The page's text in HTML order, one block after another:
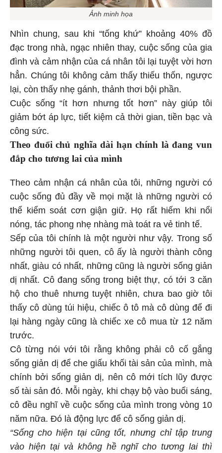
Ảnh minh họa
Nhìn chung, sau khi “tống khứ” khoảng 40% đồ
đạc trong nhà, ngạc nhiên thay, cuộc sống của gia
đình và cảm nhận của cá nhân tôi lại tuyệt vời hơn
hẳn. Chúng tôi không cảm thấy thiếu thốn, ngược
lại, còn thấy nhẹ gánh, thảnh thơi bội phần.
Cuộc sống “ít hơn nhưng tốt hơn” này giúp tôi
giảm bớt áp lực, tiết kiệm cả thời gian, tiền bạc và
công sức.
Theo đuổi chủ nghĩa dài hạn chính là đang vun
đắp cho tương lai của mình
Theo cảm nhận cá nhân của tôi, những người có
cuộc sống đủ đầy về mọi mặt là những người có
thể kiểm soát cơn giận giữ. Họ rất hiếm khi nổi
nóng, tác phong nhẹ nhàng mà toát ra vẻ tinh tế.
Sếp của tôi chính là một người như vậy. Trong số
những người tôi quen, cô ấy là người thành công
nhất, giàu có nhất, những cũng là người sống giản
dị nhất. Cô đang sống trong biệt thự, có tới 3 căn
hộ cho thuê nhưng tuyệt nhiên, chưa bao giờ tôi
thấy cô dùng túi hiệu, chiếc ô tô mà cô dùng để đi
lại hàng ngày cũng là chiếc xe cô mua từ 12 năm
trước.
Cô từng nói với tôi rằng không phải cô cố gắng
sống giản dị để che giấu khối tài sản của mình, mà
chính bởi sống giản dị, nên cô mới tích lũy được
số tài sản đó. Mỗi ngày, khi chạy bộ vào buổi sáng,
cô đều nghĩ về cuộc sống của mình trong vòng 10
năm nữa. Đó là động lực để cô sống giản dị.
“Sống cho hiện tại cũng tốt, nhưng chỉ tập trung
vào hiện tại và không hề nghĩ cho tương lai thì